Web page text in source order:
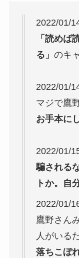
2022/01/
「読めば
る」 のキ
2022/01/
マジで鷹
お手本に
2022/01/
騙される
トか。自
2022/01/
鷹野さん
人がいる
落ちこぼ